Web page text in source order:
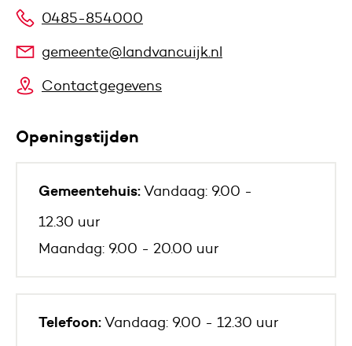
0485-854000
gemeente@landvancuijk.nl
Contactgegevens
Openingstijden
Gemeentehuis:Vandaag: 9.00 -
12.30 uur
Maandag: 9.00 - 20.00 uur
Telefoon:Vandaag: 9.00 - 12.30 uur